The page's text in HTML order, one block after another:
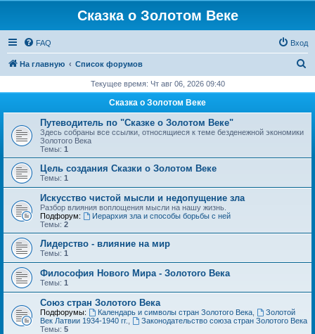
Сказка о Золотом Веке
FAQ Вход
На главную Список форумов
с
Текущее время: Чт авг 06, 2026 09:40
Сказка о Золотом Веке
Путеводитель по "Сказке о Золотом Веке"
Здесь собраны все ссылки, относящиеся к теме безденежной экономики
Золотого Века
Темы: 1
Цель создания Сказки о Золотом Веке
Темы: 1
Искусство чистой мысли и недопущение зла
Разбор влияния воплощения мысли на нашу жизнь.
Подфорум:
Иерархия зла и способы борьбы с ней
Темы: 2
Лидерство - влияние на мир
Темы: 1
Философия Нового Мира - Золотого Века
Темы: 1
Cоюз стран Золотого Века
Подфорумы: Календарь и символы стран Золотого Века,
Золотой
Век Латвии 1934-1940 гг.
Законодательство союза стран Золотого Века
Темы: 5